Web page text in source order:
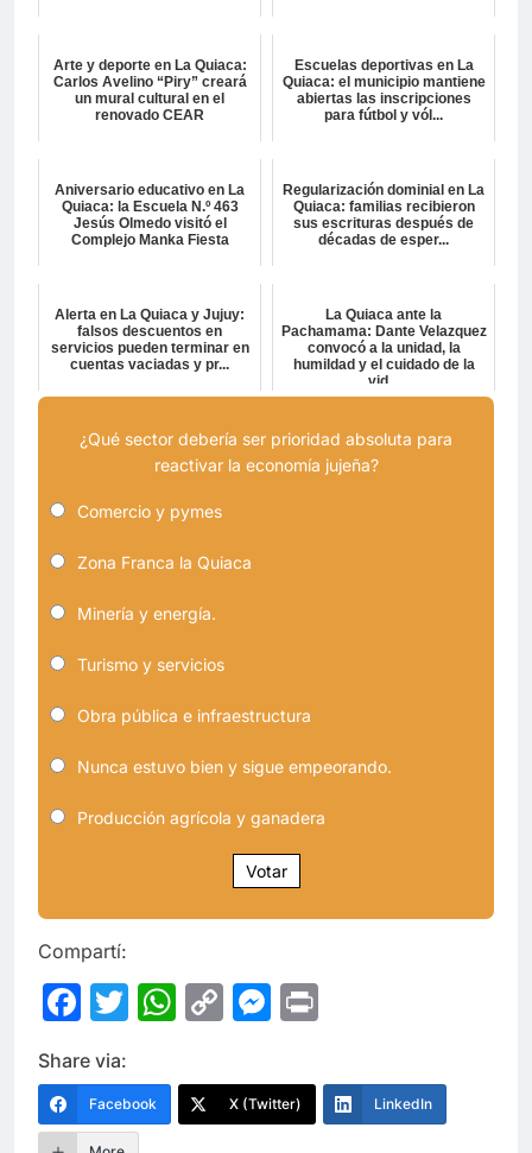
Arte y deporte en La Quiaca:
Carlos Avelino “Piry” creará
un mural cultural en el
renovado CEAR
Escuelas deportivas en La
Quiaca: el municipio mantiene
abiertas las inscripciones
para fútbol y vól...
Aniversario educativo en La
Quiaca: la Escuela N.º 463
Jesús Olmedo visitó el
Complejo Manka Fiesta
Regularización dominial en La
Quiaca: familias recibieron
sus escrituras después de
décadas de esper...
Alerta en La Quiaca y Jujuy:
falsos descuentos en
servicios pueden terminar en
cuentas vaciadas y pr...
La Quiaca ante la
Pachamama: Dante Velazquez
convocó a la unidad, la
humildad y el cuidado de la
vid...
¿Qué sector debería ser prioridad absoluta para
reactivar la economía jujeña?
Comercio y pymes
Zona Franca la Quiaca
Minería y energía.
Turismo y servicios
Obra pública e infraestructura
Nunca estuvo bien y sigue empeorando.
Producción agrícola y ganadera
Votar
Compartí:
Facebook
Twitter
WhatsApp
CopyMessenger
Share via:
Facebook X (Twitter) LinkedIn